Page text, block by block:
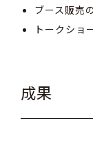
ブース販売
トークショ
成果